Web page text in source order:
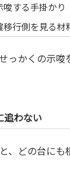
唆する手掛かり
移行側を見る材
っかくの示唆
追わない
、どの台にも